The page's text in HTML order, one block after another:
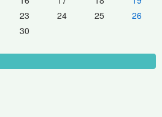
23 24 25
26
30